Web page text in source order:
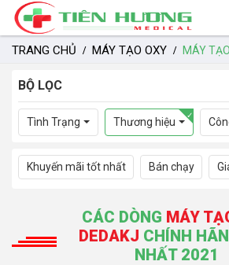
TRANG CHỦ MÁY TẠO OXY MÁY
BỘ LỌC
Tình Trạng Thương hiệu
Khuyến mãi tốt nhất Bán chạy
CÁC DÒNG MÁY
DEDAKJ CHÍNH
NHẤT 2021